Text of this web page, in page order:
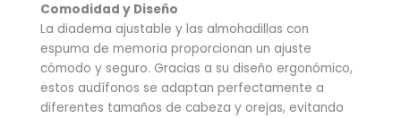
Comodidad y Diseño
La diadema ajustable y las almohadillas con
espuma de memoria proporcionan un ajuste
cómodo y seguro. Gracias a su diseño ergonómico,
estos audífonos se adaptan perfectamente a
diferentes tamaños de cabeza y orejas, evitando